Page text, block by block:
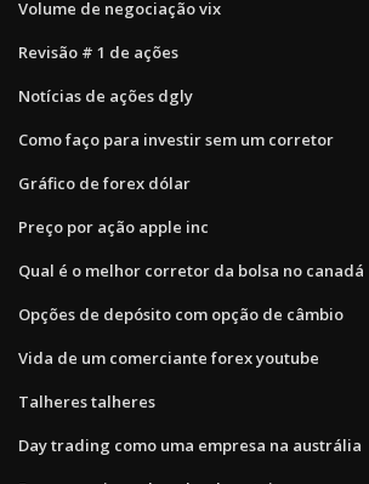
Volume de negociação vix
Revisão # 1 de ações
Notícias de ações dgly
Como faço para investir sem um corretor
Gráfico de forex dólar
Preço por ação apple inc
Qual é o melhor corretor da bolsa no canadá
Opções de depósito com opção de câmbio
Vida de um comerciante forex youtube
Talheres talheres
Day trading como uma empresa na austrália